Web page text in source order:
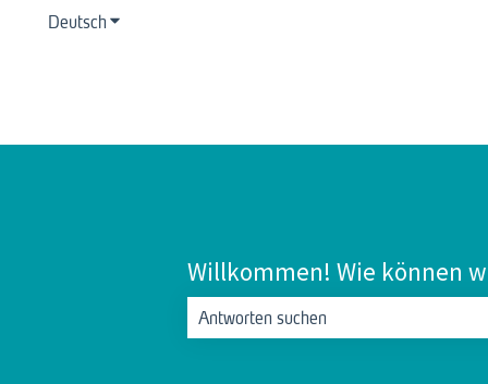
DeutschUntermenü für Übersetzungen anzeigen
Willkommen! Wie können